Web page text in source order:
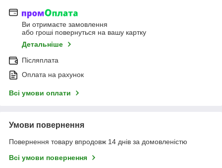
Ви отримаєте замовлення
або гроші повернуться на вашу картку
Детальніше
Післяплата
Оплата на рахунок
Всі умови оплати
Умови повернення
Повернення товару впродовж 14 днів за домовленістю
Всі умови повернення